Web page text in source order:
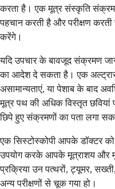
करता है। एक मूत्र संस्कृति संक्रमण
पहचान करती है और परीक्षण
करेंगे।
यदि उपचार के बावजूद संक्रमण
का आदेश दे सकता है। एक
असामान्यताएं, या पेशाब के बाद
मूत्र पथ की अधिक विस्तृत
छिपे हुए संक्रमणों का पता लगा
एक सिस्टोस्कोपी आपके डॉक्टर
उपयोग करके आपके मूत्राशय और
प्रक्रिया उन पत्थरों, ट्यूमर,
अन्य परीक्षणों से चूक गया हो।